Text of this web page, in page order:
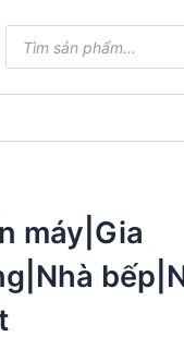
kiếm
phẩm
máy|Gia